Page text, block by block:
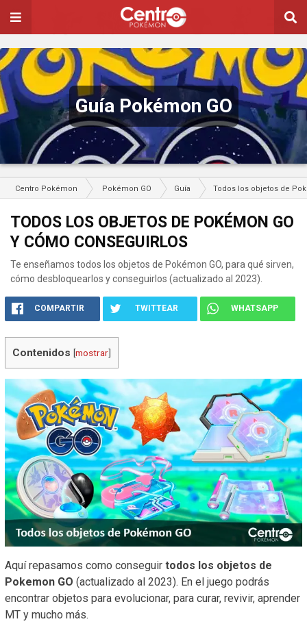
Guía Pokémon GO
Centro Pokémon Pokémon GO Guía Todos los objetos de
TODOS LOS OBJETOS DE POKÉMON GO
Y CÓMO CONSEGUIRLOS
Te enseñamos todos los objetos de Pokémon GO, para qué sirven,
cómo desbloquearlos y conseguirlos (actualizado al 2023).
COMPARTIR TWITTEAR WHATSAPP
Contenidos [mostrar]
Aquí repasamos como conseguir todos los objetos de
Pokemon GO (actualizado al 2023). En el juego podrás
encontrar objetos para evolucionar, para curar, revivir, aprender
MT y mucho más.